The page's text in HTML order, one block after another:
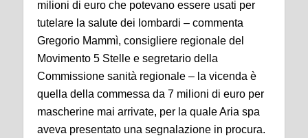
milioni di euro che potevano essere usati per
tutelare la salute dei lombardi – commenta
Gregorio Mammì, consigliere regionale del
Movimento 5 Stelle e segretario della
Commissione sanità regionale – la vicenda è
quella della commessa da 7 milioni di euro per
mascherine mai arrivate, per la quale Aria spa
aveva presentato una segnalazione in procura.